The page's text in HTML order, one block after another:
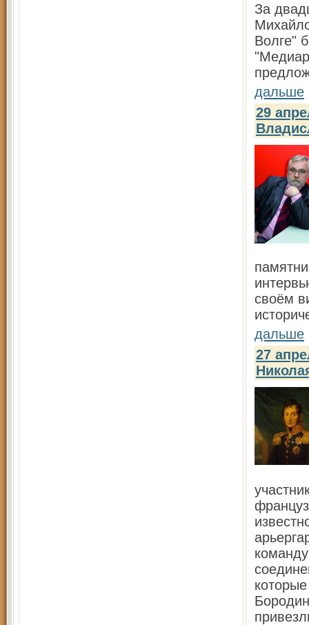
За
Волге"
дальше
29
своём
дальше
27